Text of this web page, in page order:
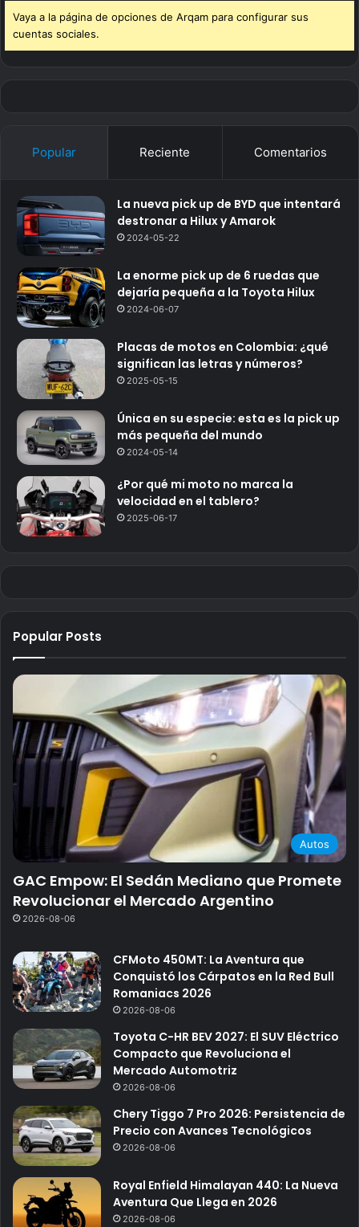
Vaya a la página de opciones de Arqam para configurar sus
cuentas sociales.
Popular Reciente Comentarios
La nueva pick up de BYD que intentará
destronar a Hilux y Amarok
2024-05-22
La enorme pick up de 6 ruedas que
dejaría pequeña a la Toyota Hilux
2024-06-07
Placas de motos en Colombia: ¿qué
significan las letras y números?
2025-05-15
Única en su especie: esta es la pick up
más pequeña del mundo
2024-05-14
¿Por qué mi moto no marca la
velocidad en el tablero?
2025-06-17
Popular Posts
Autos
GAC Empow: El Sedán Mediano que Promete
Revolucionar el Mercado Argentino
2026-08-06
CFMoto 450MT: La Aventura que
Conquistó los Cárpatos en la Red Bull
Romaniacs 2026
2026-08-06
Toyota C-HR BEV 2027: El SUV Eléctrico
Compacto que Revoluciona el
Mercado Automotriz
2026-08-06
Chery Tiggo 7 Pro 2026: Persistencia de
Precio con Avances Tecnológicos
2026-08-06
Royal Enfield Himalayan 440: La Nueva
Aventura Que Llega en 2026
2026-08-06